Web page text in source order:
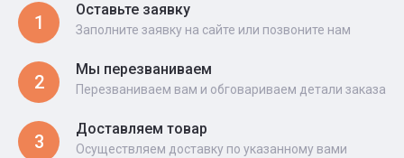
1
Оставьте заявку
Заполните заявку на сайте или позвоните нам
2
Мы перезваниваем
Перезваниваем вам и обговариваем детали заказа
3
Доставляем товар
Осуществляем доставку по указанному вами